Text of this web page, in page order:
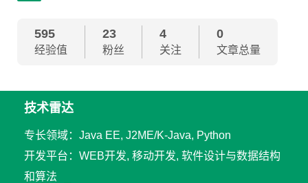
595
经验值
23
粉丝
4
关注
0
文章总量
技术雷达
专长领域：Java EE, J2ME/K-Java, Python
开发平台：WEB开发, 移动开发, 软件设计与数据结构
和算法